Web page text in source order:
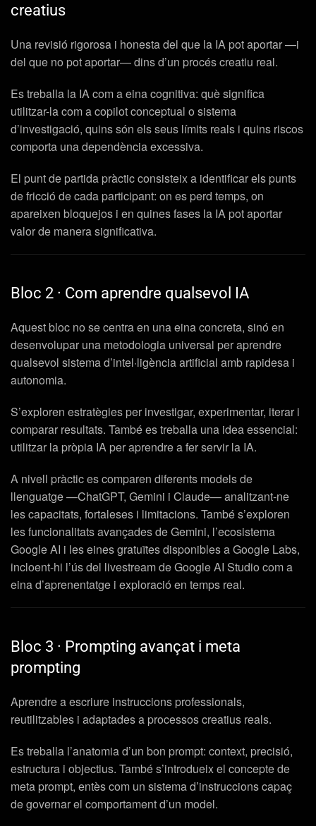
creatius
Una revisió rigorosa i honesta del que la IA pot aportar —i
del que no pot aportar— dins d’un procés creatiu real.
Es treballa la IA com a eina cognitiva: què significa
utilitzar-la com a copilot conceptual o sistema
d’investigació, quins són els seus límits reals i quins riscos
comporta una dependència excessiva.
El punt de partida pràctic consisteix a identificar els punts
de fricció de cada participant: on es perd temps, on
apareixen bloquejos i en quines fases la IA pot aportar
valor de manera significativa.
Bloc 2 · Com aprendre qualsevol IA
Aquest bloc no se centra en una eina concreta, sinó en
desenvolupar una metodologia universal per aprendre
qualsevol sistema d’intel·ligència artificial amb rapidesa i
autonomia.
S’exploren estratègies per investigar, experimentar, iterar i
comparar resultats. També es treballa una idea essencial:
utilitzar la pròpia IA per aprendre a fer servir la IA.
A nivell pràctic es comparen diferents models de
llenguatge —ChatGPT, Gemini i Claude— analitzant-ne
les capacitats, fortaleses i limitacions. També s’exploren
les funcionalitats avançades de Gemini, l’ecosistema
Google AI i les eines gratuïtes disponibles a Google Labs,
incloent-hi l’ús del livestream de Google AI Studio com a
eina d’aprenentatge i exploració en temps real.
Bloc 3 · Prompting avançat i meta
prompting
Aprendre a escriure instruccions professionals,
reutilitzables i adaptades a processos creatius reals.
Es treballa l’anatomia d’un bon prompt: context, precisió,
estructura i objectius. També s’introdueix el concepte de
meta prompt, entès com un sistema d’instruccions capaç
de governar el comportament d’un model.